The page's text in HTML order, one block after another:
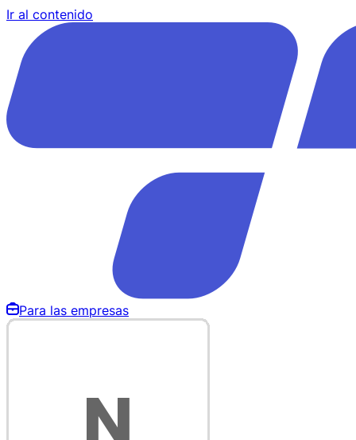
Ir al contenido
Para las empresas